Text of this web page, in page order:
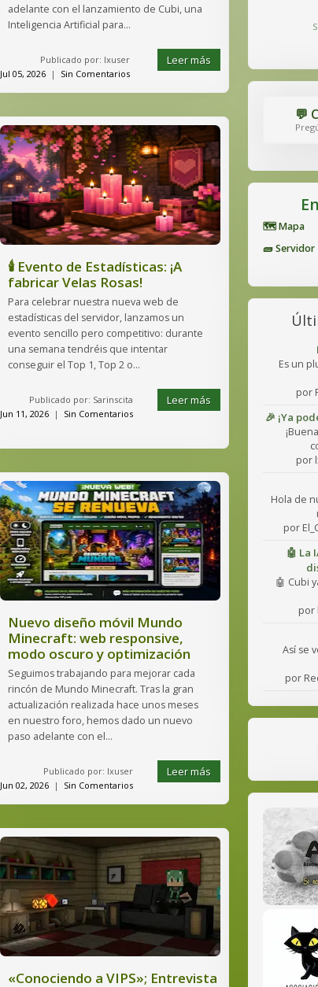
adelante con el lanzamiento de Cubi, una
Inteligencia Artificial para...
Publicado por: lxuser
Jul 05, 2026 | Sin Comentarios
Leer más
🕯️ Evento de Estadísticas: ¡A
fabricar Velas Rosas!
Para celebrar nuestra nueva web de
estadísticas del servidor, lanzamos un
evento sencillo pero competitivo: durante
una semana tendréis que intentar
conseguir el Top 1, Top 2 o...
Publicado por: Sarinscita
Jun 11, 2026 | Sin Comentarios
Leer más
Nuevo diseño móvil Mundo
Minecraft: web responsive,
modo oscuro y optimización
Seguimos trabajando para mejorar cada
rincón de Mundo Minecraft. Tras la gran
actualización realizada hace unos meses
en nuestro foro, hemos dado un nuevo
paso adelante con el...
Publicado por: lxuser
Jun 02, 2026 | Sin Comentarios
Leer más
«Conociendo a VIPS»; Entrevista
💬
🗺️ Mapa
🧱 Servidor
Es un
por
🎉 ¡Ya
por
Hola de
por
🤖 La
🤖 Cubi
por
Así se
por